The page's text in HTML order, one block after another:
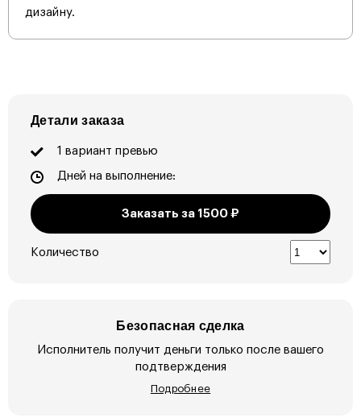
дизайну.
Детали заказа
1 вариант превью
Дней на выполнение:
Заказать за 1500 ₽
Количество
Безопасная сделка
Исполнитель получит деньги только после вашего
подтверждения
Подробнее